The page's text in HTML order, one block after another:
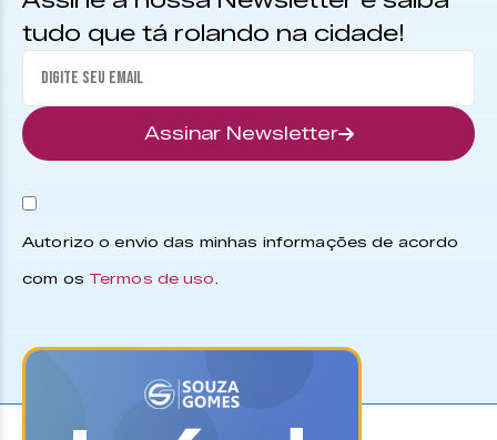
tudo que tá rolando na cidade!
Assinar Newsletter
Autorizo o envio das minhas informações de acordo
com os Termos de uso.